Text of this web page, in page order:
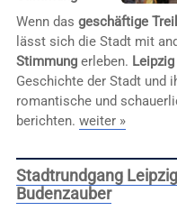
Wenn das geschäftige
lässt sich die Stadt mit
Stimmungerleben.
Geschichte der Stadt und
romantische und
berichten. weiter »
Stadtrundgang
Budenzauber